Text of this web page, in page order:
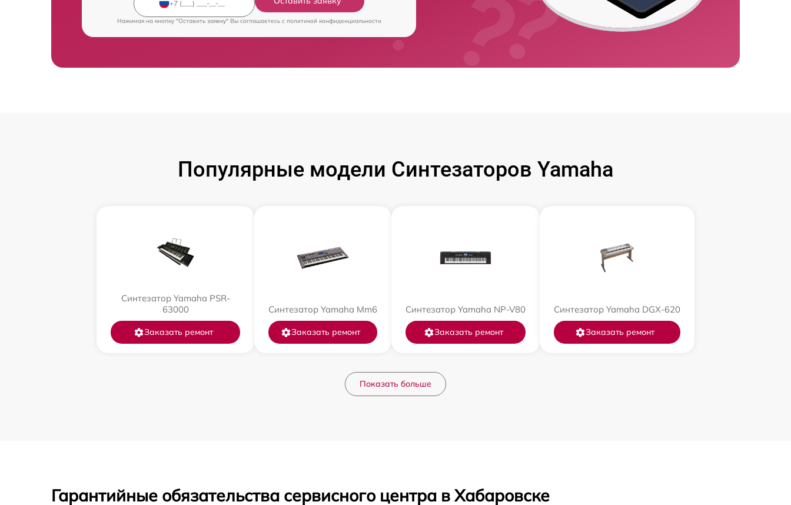
Нажимая на кнопку "Оставить заявку" Вы соглашаетесь c политикой конфиденциальности
Популярные модели Синтезаторов Yamaha
Синтезатор Yamaha PSR-
63000
Заказать ремонт
Синтезатор Yamaha Mm6
Заказать ремонт
Синтезатор Yamaha NP-V80
Заказать ремонт
Синтезатор Yamaha DGX-620
Заказать ремонт
Показать больше
Гарантийные обязательства сервисного центра в Хабаровске